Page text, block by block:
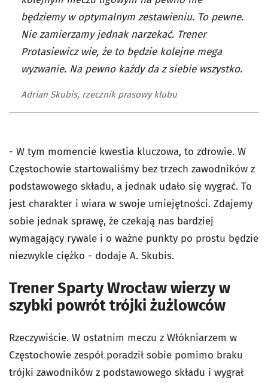
będziemy w optymalnym zestawieniu. To pewne.
Nie zamierzamy jednak narzekać. Trener
Protasiewicz wie, że to będzie kolejne mega
wyzwanie. Na pewno każdy da z siebie wszystko.
Adrian Skubis, rzecznik prasowy klubu
- W tym momencie kwestia kluczowa, to zdrowie. W
Częstochowie startowaliśmy bez trzech zawodników z
podstawowego składu, a jednak udało się wygrać. To
jest charakter i wiara w swoje umiejętności. Zdajemy
sobie jednak sprawę, że czekają nas bardziej
wymagający rywale i o ważne punkty po prostu będzie
niezwykle ciężko - dodaje A. Skubis.
Trener Sparty Wrocław wierzy w
szybki powrót trójki żużlowców
Rzeczywiście. W ostatnim meczu z Włókniarzem w
Częstochowie zespół poradził sobie pomimo braku
trójki zawodników z podstawowego składu i wygrał